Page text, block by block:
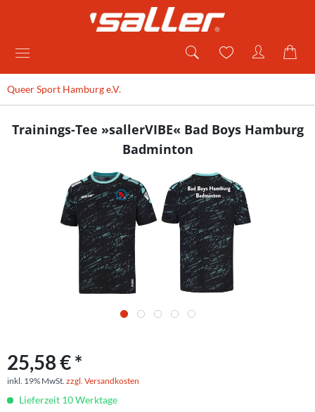
Queer Sport Hamburg e.V.
Trainings-Tee »sallerVIBE« Bad Boys Hamburg
Badminton
25,58 € *
inkl. 19% MwSt. zzgl. Versandkosten
Lieferzeit 10 Werktage